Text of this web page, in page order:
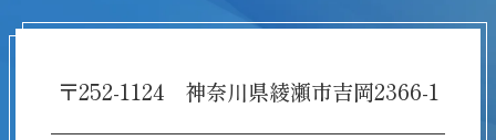
〒252-1124 神奈川県綾瀬市吉岡2366-1